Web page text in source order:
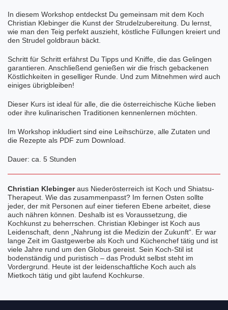
In diesem Workshop entdeckst Du gemeinsam mit dem Koch
Christian Klebinger die Kunst der Strudelzubereitung. Du lernst,
wie man den Teig perfekt auszieht, köstliche Füllungen kreiert und
den Strudel goldbraun bäckt.
Schritt für Schritt erfährst Du Tipps und Kniffe, die das Gelingen
garantieren. Anschließend genießen wir die frisch gebackenen
Köstlichkeiten in geselliger Runde. Und zum Mitnehmen wird auch
einiges übrigbleiben!
Dieser Kurs ist ideal für alle, die die österreichische Küche lieben
oder ihre kulinarischen Traditionen kennenlernen möchten.
Im Workshop inkludiert sind eine Leihschürze, alle Zutaten und
die Rezepte als PDF zum Download.
Dauer: ca. 5 Stunden
Christian Klebingeraus Niederösterreich ist Koch und Shiatsu-
Therapeut. Wie das zusammenpasst? Im fernen Osten sollte
jeder, der mit Personen auf einer tieferen Ebene arbeitet, diese
auch nähren können. Deshalb ist es Voraussetzung, die
Kochkunst zu beherrschen. Christian Klebinger ist Koch aus
Leidenschaft, denn „Nahrung ist die Medizin der Zukunft“. Er war
lange Zeit im Gastgewerbe als Koch und Küchenchef tätig und ist
viele Jahre rund um den Globus gereist. Sein Koch-Stil ist
bodenständig und puristisch – das Produkt selbst steht im
Vordergrund. Heute ist der leidenschaftliche Koch auch als
Mietkoch tätig und gibt laufend Kochkurse.